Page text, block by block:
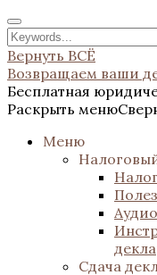
Вернуть ВСЁ
Возвращаем ваши
Бесплатная
Раскрыть меню
Меню
Сдача